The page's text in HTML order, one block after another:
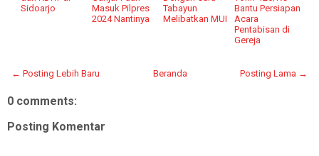
Sidoarjo
Masuk Pilpres
2024 Nantinya
Tabayun
Melibatkan MUI
Bantu Persiapan
Acara
Pentabisan di
Gereja
← Posting Lebih Baru Posting Lama →
Beranda
0 comments:
Posting Komentar